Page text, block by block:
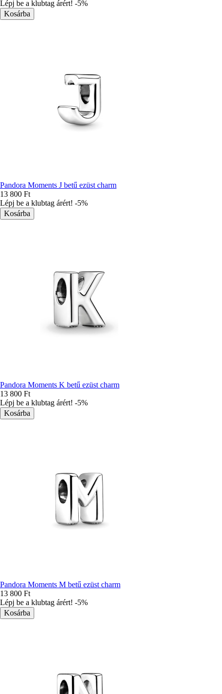
Lépj be a klubtag árért! -5%
Pandora Moments J betű ezüst charm
13 800 Ft
Lépj be a klubtag árért! -5%
Pandora Moments K betű ezüst charm
13 800 Ft
Lépj be a klubtag árért! -5%
Pandora Moments M betű ezüst charm
13 800 Ft
Lépj be a klubtag árért! -5%